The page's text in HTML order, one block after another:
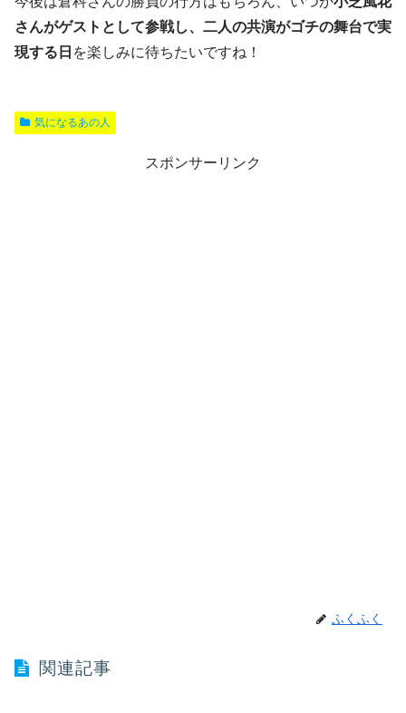
さんがゲストとして参戦し、二人の共演がゴチの舞台で実
現する日 を楽しみに待ちたいですね！
気になるあの人
スポンサーリンク
ふくふく
関連記事